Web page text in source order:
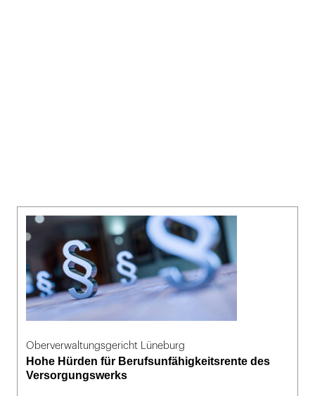
Oberverwaltungsgericht Lüneburg
Hohe Hürden für Berufsunfähigkeitsrente des
Versorgungswerks